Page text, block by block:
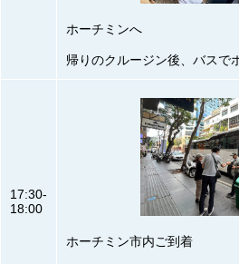
ホーチミンへ
帰りのクルージン後、バスで
17:30-
18:00
ホーチミン市内ご到着